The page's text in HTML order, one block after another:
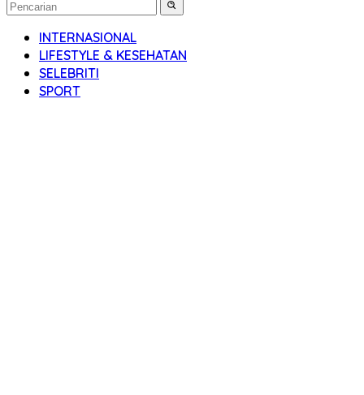
INTERNASIONAL
LIFESTYLE & KESEHATAN
SELEBRITI
SPORT